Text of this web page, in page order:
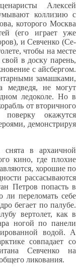
Алексей
коллизию с
которого Москва
(его играет уже
и Севченко (Се-
чтобы на месте
в доску парень,
с айсбергом.
замашками,
медведя, не могут
ледоколе. Но в
от вторичного
окажутся
демонстрируя
в архаичной
кино, где плохие
хорошие по
рассасываются
Петров попасть в
ли переломать себе
бегает по палубе.
вертолет, как в
ногой по панели
водой. А
совпадает со
Севченко на
ликования.